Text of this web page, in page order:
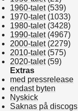
1960-talet(539)
1970-talet(1033)
1980-talet(3428)
1990-talet(4967)
2000-talet(2279)
2010-talet(575)
2020-talet(59)
Extras
med pressrelease
endast byten
Nyskick
Saknas på discogs